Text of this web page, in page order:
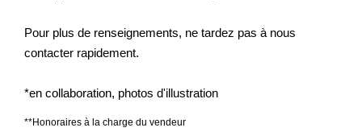
Pour plus de renseignements, ne tardez pas à nous
contacter rapidement.
*en collaboration, photos d'illustration
**Honoraires à la charge du vendeur